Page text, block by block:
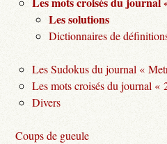
Les solutions
Dictionnaires de
Les Sudokus du journal «
Les mots croisés du journal «
Divers
Coups de gueule